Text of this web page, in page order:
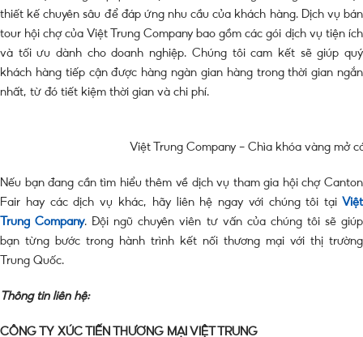
thiết kế chuyên sâu để đáp ứng nhu cầu của khách hàng. Dịch vụ bán
tour hội chợ của Việt Trung Company bao gồm các gói dịch vụ tiện ích
và tối ưu dành cho doanh nghiệp. Chúng tôi cam kết sẽ giúp quý
khách hàng tiếp cận được hàng ngàn gian hàng trong thời gian ngắn
nhất, từ đó tiết kiệm thời gian và chi phí.
Việt Trung Company – Chìa khóa vàng mở
Nếu bạn đang cần tìm hiểu thêm về dịch vụ tham gia hội chợ Canton
Fair hay các dịch vụ khác, hãy liên hệ ngay với chúng tôi tại Việt
Trung Company. Đội ngũ chuyên viên tư vấn của chúng tôi sẽ giúp
bạn từng bước trong hành trình kết nối thương mại với thị trường
Trung Quốc.
Thông tin liên hệ:
CÔNG TY XÚC TIẾN THƯƠNG MẠI VIỆT TRUNG